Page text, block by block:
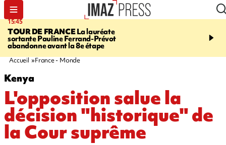
15:45
TOUR DE FRANCELa lauréate
sortante Pauline Ferrand-Prévot
abandonne avant la 8e étape
20:17
routière, concours de
Accueil France - Monde
Kenya
L'opposition salue la
décision "historique" de
la Cour suprême